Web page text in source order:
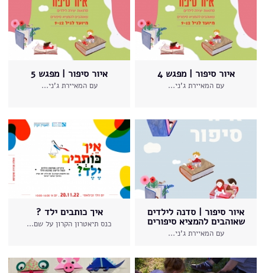
איור סיפור | מפגש 4
עם המאיירת ג'ני...
איור סיפור | מפגש 5
עם המאיירת ג'ני...
איור סיפור | סדנה לילדים
שאוהבים להמציא סיפורים
עם המאיירת ג'ני...
איך כותבים ילד ?
כנס תיאטרון הקרון על שם...